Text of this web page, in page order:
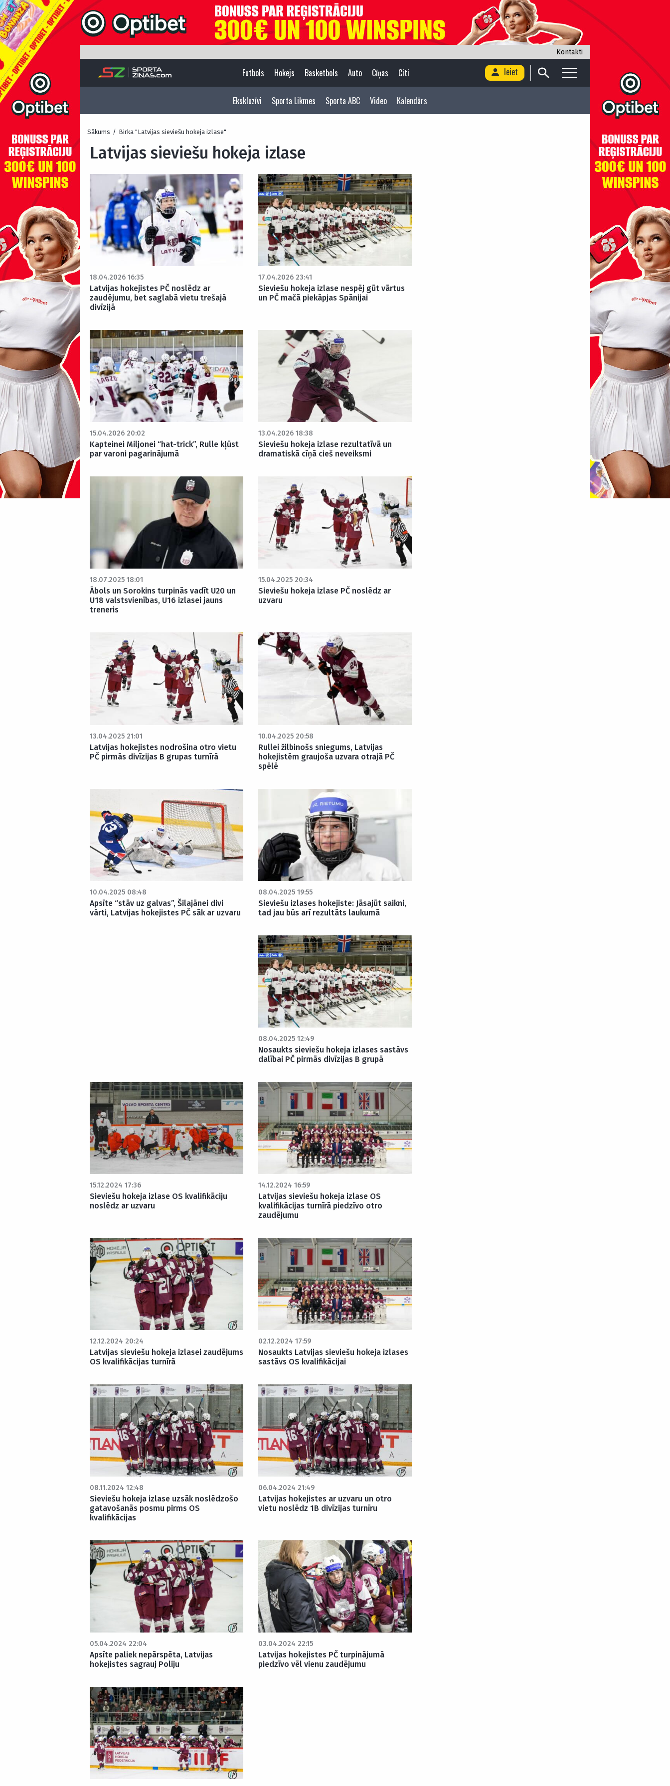
Kontakti
Futbols Hokejs Basketbols Auto Cīņas Citi Ieiet
Ekskluzīvi Sporta Likmes Sporta ABC Video Kalendārs
Sākums / Birka "Latvijas sieviešu hokeja izlase"
Latvijas sieviešu hokeja izlase
18.04.2026 16:35
Latvijas hokejistes PČ noslēdz ar
zaudējumu, bet saglabā vietu trešajā
divīzijā
17.04.2026 23:41
Sieviešu hokeja izlase nespēj gūt vārtus
un PČ mačā piekāpjas Spānijai
15.04.2026 20:02
Kapteinei Miljonei “hat-trick”, Rulle kļūst
par varoni pagarinājumā
13.04.2026 18:38
Sieviešu hokeja izlase rezultatīvā un
dramatiskā cīņā cieš neveiksmi
18.07.2025 18:01
Ābols un Sorokins turpinās vadīt U20 un
U18 valstsvienības, U16 izlasei jauns
treneris
15.04.2025 20:34
Sieviešu hokeja izlase PČ noslēdz ar
uzvaru
13.04.2025 21:01
Latvijas hokejistes nodrošina otro vietu
PČ pirmās divīzijas B grupas turnīrā
10.04.2025 20:58
Rullei žilbinošs sniegums, Latvijas
hokejistēm graujoša uzvara otrajā PČ
spēlē
10.04.2025 08:48
Apsīte “stāv uz galvas”, Šilajānei divi
vārti, Latvijas hokejistes PČ sāk ar uzvaru
08.04.2025 19:55
Sieviešu izlases hokejiste: Jāsajūt saikni,
tad jau būs arī rezultāts laukumā
08.04.2025 12:49
Nosaukts sieviešu hokeja izlases sastāvs
dalībai PČ pirmās divīzijas B grupā
15.12.2024 17:36
Sieviešu hokeja izlase OS kvalifikāciju
noslēdz ar uzvaru
14.12.2024 16:59
Latvijas sieviešu hokeja izlase OS
kvalifikācijas turnīrā piedzīvo otro
zaudējumu
12.12.2024 20:24
Latvijas sieviešu hokeja izlasei zaudējums
OS kvalifikācijas turnīrā
02.12.2024 17:59
Nosaukts Latvijas sieviešu hokeja izlases
sastāvs OS kvalifikācijai
08.11.2024 12:48
Sieviešu hokeja izlase uzsāk noslēdzošo
gatavošanās posmu pirms OS
kvalifikācijas
06.04.2024 21:49
Latvijas hokejistes ar uzvaru un otro
vietu noslēdz 1B divīzijas turnīru
05.04.2024 22:04
Apsīte paliek nepārspēta, Latvijas
hokejistes sagrauj Poliju
03.04.2024 22:15
Latvijas hokejistes PČ turpinājumā
piedzīvo vēl vienu zaudējumu